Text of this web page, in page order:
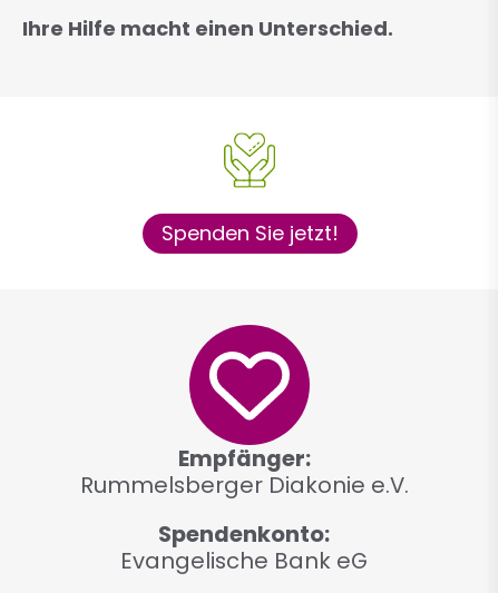
Ihre Hilfe macht einen Unterschied.
Spenden Sie jetzt!
Empfänger
Rummelsberger Diakonie e.V.
Spendenkonto
Evangelische Bank eG